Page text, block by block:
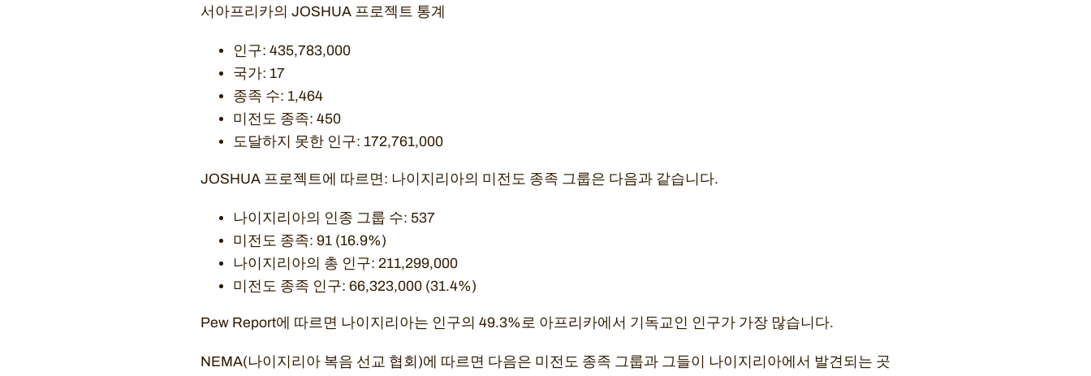
서아프리카의 JOSHUA 프로젝트 통계
인구: 435,783,000
국가: 17
종족 수: 1,464
미전도 종족: 450
도달하지 못한 인구: 172,761,000
JOSHUA 프로젝트에 따르면: 나이지리아의 미전도 종족 그룹은 다음과 같습니다.
나이지리아의 인종 그룹 수: 537
미전도 종족: 91 (16.9%)
나이지리아의 총 인구: 211,299,000
미전도 종족 인구: 66,323,000 (31.4%)
Pew Report에 따르면 나이지리아는 인구의 49.3%로 아프리카에서 기독교인 인구가 가장 많습니다.
NEMA(나이지리아 복음 선교 협회)에 따르면 다음은 미전도 종족 그룹과 그들이 나이지리아에서 발견되는 곳